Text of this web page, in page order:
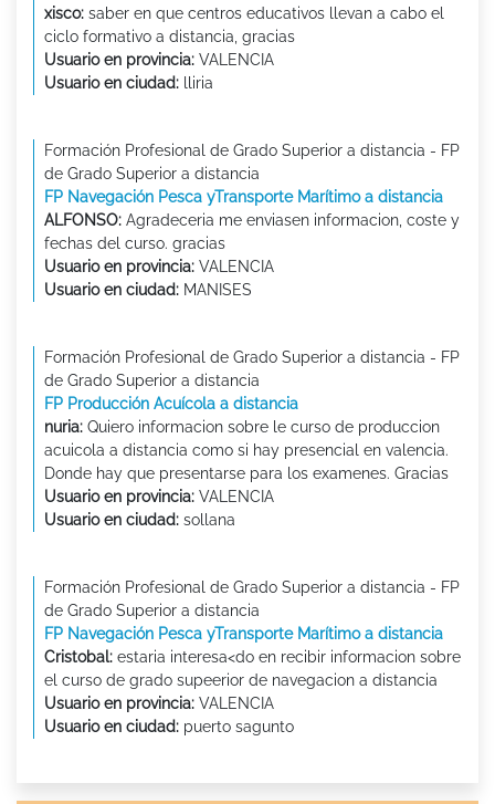
xisco: saber en que centros educativos llevan a cabo el
ciclo formativo a distancia, gracias
Usuario en provincia: VALENCIA
Usuario en ciudad: lliria
Formación Profesional de Grado Superior a distancia - FP
de Grado Superior a distancia
FP Navegación Pesca yTransporte Marítimo a distancia
ALFONSO: Agradeceria me enviasen informacion, coste y
fechas del curso. gracias
Usuario en provincia: VALENCIA
Usuario en ciudad: MANISES
Formación Profesional de Grado Superior a distancia - FP
de Grado Superior a distancia
FP Producción Acuícola a distancia
nuria: Quiero informacion sobre le curso de produccion
acuicola a distancia como si hay presencial en valencia.
Donde hay que presentarse para los examenes. Gracias
Usuario en provincia: VALENCIA
Usuario en ciudad: sollana
Formación Profesional de Grado Superior a distancia - FP
de Grado Superior a distancia
FP Navegación Pesca yTransporte Marítimo a distancia
Cristobal: estaria interesa<do en recibir informacion sobre
el curso de grado supeerior de navegacion a distancia
Usuario en provincia: VALENCIA
Usuario en ciudad: puerto sagunto